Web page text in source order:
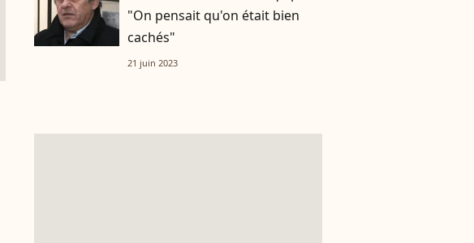
"On pensait qu'on était bien
cachés"
21 juin 2023